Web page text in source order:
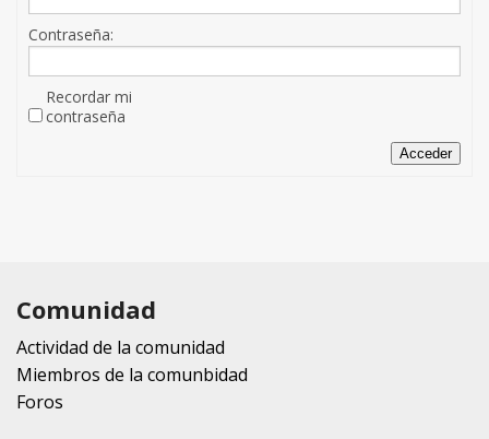
Contraseña:
Recordar mi
contraseña
Acceder
Comunidad
Actividad de la comunidad
Miembros de la comunbidad
Foros